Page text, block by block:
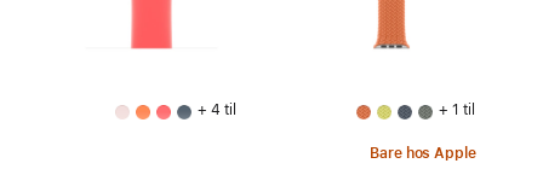
+ 4 til + 1 til
Bare hos Apple